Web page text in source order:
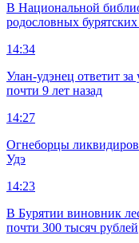
В Национальной
родословных
14:34
Улан-удэнец ответит
почти 9 лет назад
14:27
Огнеборцы
Удэ
14:23
В Бурятии виновник
почти 300 тысяч рублей